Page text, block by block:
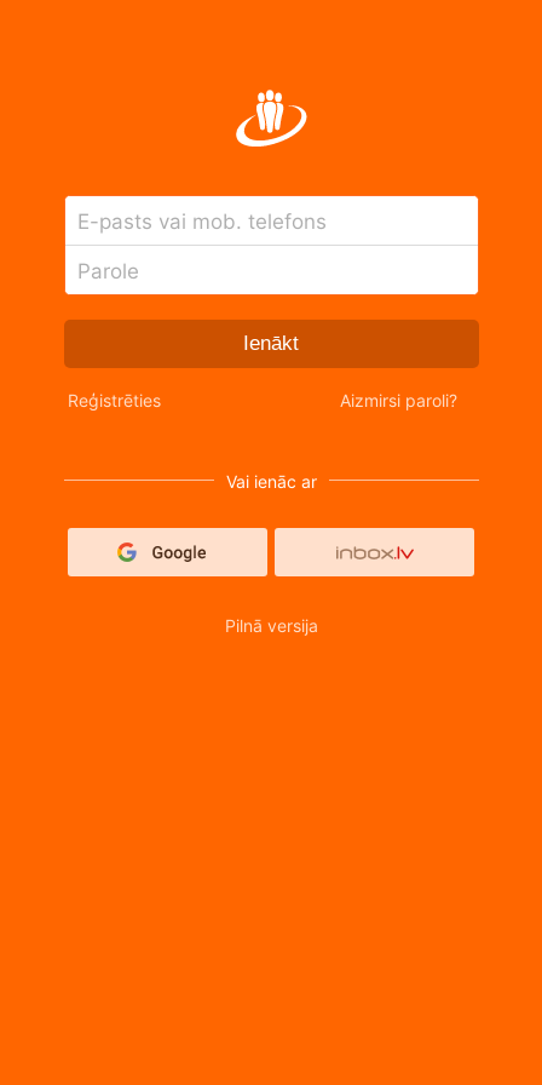
E-pasts vai mob. telefons
Parole
Ienākt
Reģistrēties Aizmirsi paroli?
Vai ienāc ar
Pilnā versija